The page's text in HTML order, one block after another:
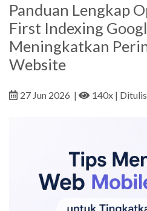
Panduan Lengkap
First Indexing
Meningkatkan
Website
27 Jun 2026 | 140x |